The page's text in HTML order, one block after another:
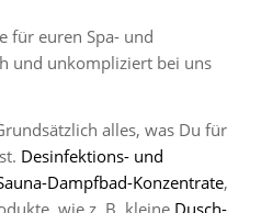
für euren Spa- und
und unkompliziert bei uns
alles, was Du für
Desinfektions- und
Dampfbad-Konzentrate,
wie z. B. kleine Dusch-